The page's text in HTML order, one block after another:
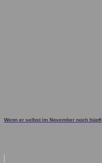
Wenn er selbst im November noch hüpft